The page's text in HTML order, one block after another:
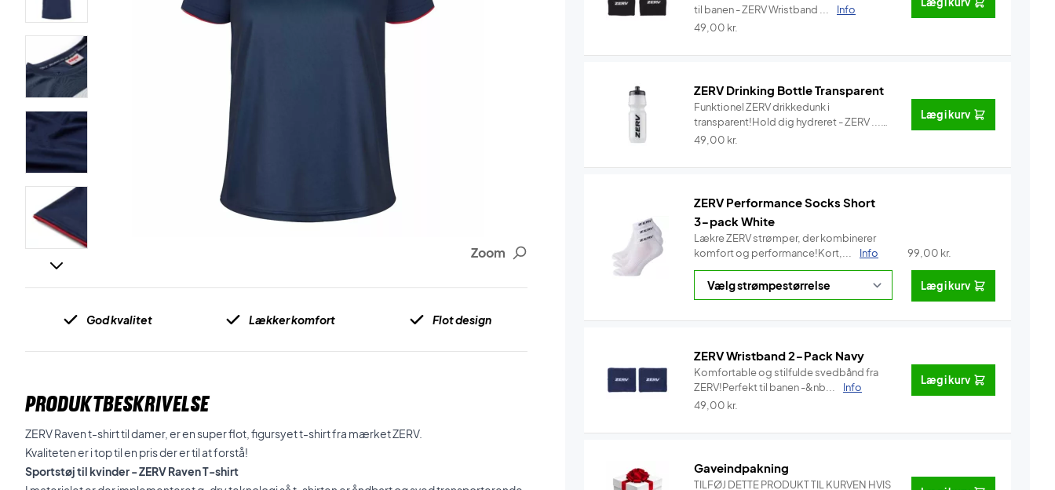
Zoom
God kvalitet Lækker komfort Flot design
PRODUKTBESKRIVELSE
ZERV Raven t-shirt til damer, er en super flot, figursyet t-shirt fra mærket ZERV.
Kvaliteten er i top til en pris der er til at forstå!
Sportstøj til kvinder - ZERV Raven T-shirt
til banen - ZERV Wristband ...
Info
49,00 kr.
ZERV Drinking Bottle Transparent
Funktionel ZERV drikkedunk i
transparent!Hold dig hydreret - ZERV ...
Info
49,00 kr.
Læg i kurv
ZERV Performance Socks Short
3-pack White
Lækre ZERV strømper, der kombinerer
komfort og performance!Kort,...
Info 99,00 kr.
Læg i kurv
ZERV Wristband 2-Pack Navy
Komfortable og stilfulde svedbånd fra
ZERV!Perfekt til banen -&nb...
Info
49,00 kr.
Læg i kurv
Gaveindpakning
TILFØJ DETTE PRODUKT TIL KURVEN HVIS